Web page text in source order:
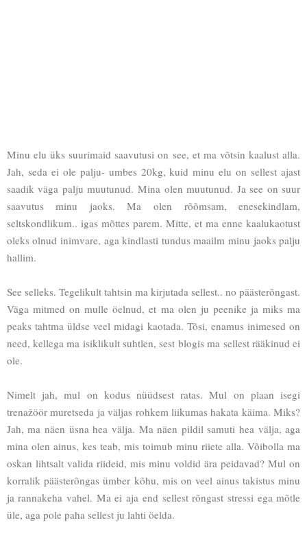
Minu elu üks suurimaid saavutusi on see, et ma võtsin kaalust alla.
Jah, seda ei ole palju- umbes 20kg, kuid minu elu on sellest ajast
saadik väga palju muutunud. Mina olen muutunud. Ja see on suur
saavutus minu jaoks. Ma olen rõõmsam, enesekindlam,
seltskondlikum.. igas mõttes parem. Mitte, et ma enne kaalukaotust
oleks olnud inimvare, aga kindlasti tundus maailm minu jaoks palju
hallim.
See selleks. Tegelikult tahtsin ma kirjutada sellest.. no päästerõngast.
Väga mitmed on mulle öelnud, et ma olen ju peenike ja miks ma
peaks tahtma üldse veel midagi kaotada. Tõsi, enamus inimesed on
need, kellega ma isiklikult suhtlen, sest blogis ma sellest rääkinud ei
ole.
Nimelt jah, mul on kodus nüüdsest ratas. Mul on plaan isegi
trenažöör muretseda ja väljas rohkem liikumas hakata käima. Miks?
Jah, ma näen üsna hea välja. Ma näen pildil samuti hea välja, aga
mina olen ainus, kes teab, mis toimub minu riiete alla. Võibolla ma
oskan lihtsalt valida riideid, mis minu voldid ära peidavad? Mul on
korralik päästerõngas ümber kõhu, mis on veel ainus takistus minu
ja rannakeha vahel. Ma ei aja end sellest rõngast stressi ega mõtle
üle, aga pole paha sellest ju lahti öelda.